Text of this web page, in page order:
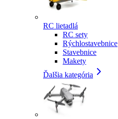
RC lietadlá
RC sety
Rýchlostavebnice
Stavebnice
Makety
Ďalšia kategória